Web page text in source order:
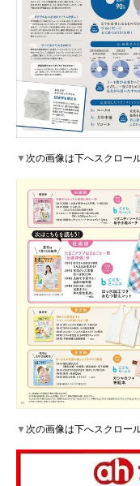
▼次の画像は下へスクロー
▼次の画像は下へスクロー